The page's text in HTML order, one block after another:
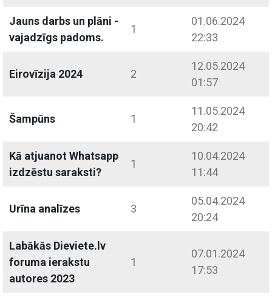
Jauns darbs un plāni -
vajadzīgs padoms.
1
01.06.2024
22:33
Eirovīzija 2024 2
12.05.2024
01:57
Šampūns 1
11.05.2024
20:42
Kā atjuanot Whatsapp
izdzēstu saraksti?
1
10.04.2024
11:44
Urīna analīzes 3
05.04.2024
20:24
Labākās Dieviete.lv
foruma ierakstu
autores 2023
1
07.01.2024
17:53